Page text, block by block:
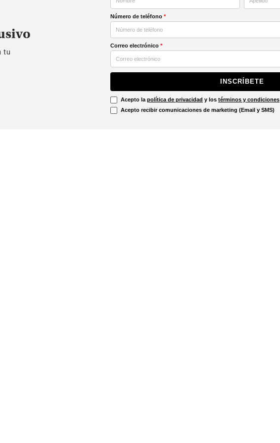
tu
Número de teléfono *
Correo electrónico *
INSCRÍBETE
Acepto la política de privacidad y los términos y condiciones
Acepto recibir comunicaciones de marketing (Email y SMS)